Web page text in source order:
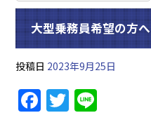
大型乗務員希望の方へ
投稿日 2023年9月25日
F T